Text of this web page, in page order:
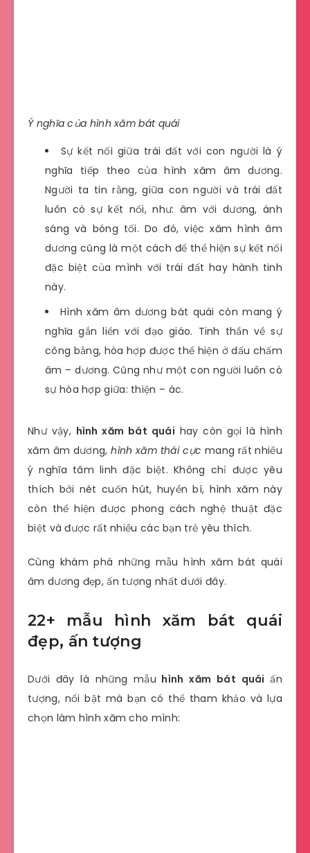
Ý nghĩa của hình xăm bát quái
Sự kết nối giữa trái đất với con người là ý
nghĩa tiếp theo của hình xăm âm dương.
Người ta tin rằng, giữa con người và trái đất
luôn có sự kết nối, như: âm với dương, ánh
sáng và bóng tối. Do đó, việc xăm hình âm
dương cũng là một cách để thể hiện sự kết nối
đặc biệt của mình với trái đất hay hành tinh
này.
Hình xăm âm dương bát quái còn mang ý
nghĩa gắn liền với đạo giáo. Tinh thần về sự
công bằng, hòa hợp được thể hiện ở dấu chấm
âm – dương. Cũng như một con người luôn có
sự hòa hợp giữa: thiện – ác.
Như vậy, hình xăm bát quái hay còn gọi là hình
xăm âm dương,hình xăm thái cực mang rất nhiều
ý nghĩa tâm linh đặc biệt. Không chỉ được yêu
thích bởi nét cuốn hút, huyền bí, hình xăm này
còn thể hiện được phong cách nghệ thuật đặc
biệt và được rất nhiều các bạn trẻ yêu thích.
Cùng khám phá những mẫu hình xăm bát quái
âm dương đẹp, ấn tượng nhất dưới đây.
22+ mẫu hình xăm bát quái
đẹp, ấn tượng
Dưới đây là những mẫu hình xăm bát quáiấn
tượng, nổi bật mà bạn có thể tham khảo và lựa
chọn làm hình xăm cho mình: